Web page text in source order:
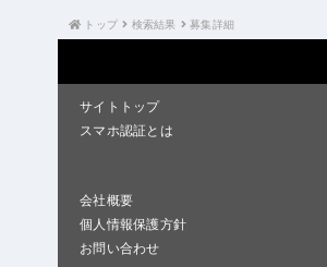
トップ 検索結果 募集詳細
サイトトップ
スマホ認証とは
会社概要
個人情報保護方針
お問い合わせ